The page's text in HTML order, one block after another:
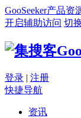
GooSeeker产品资
开启辅助访问 切
登录 | 注册
快捷导航
资讯